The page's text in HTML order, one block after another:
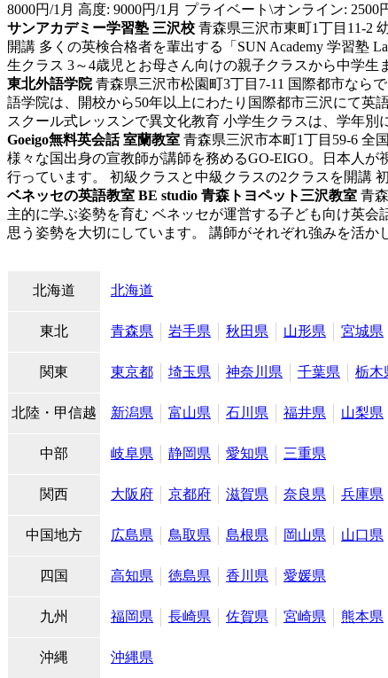
8000円/1月 高度: 9000円/1月 プライベート\オンライン:
サンアカデミー学習塾 三沢校 青森県三沢市東町1丁目11-2
開講 多くの英検合格者を輩出する「SUN Academy 学習塾
生クラス 3～4歳児とお母さん向けの親子クラスから中学生
東北外語学院青森県三沢市松園町3丁目7-11 国際都市なら
語学院は、開校から50年以上にわたり国際都市三沢にて英
スクール式レッスンで異文化教育 小学生クラスは、学年別
Goeigo無料英会話 室蘭教室 青森県三沢市本町1丁目59-6 全
様々な国出身の宣教師が講師を務めるGO-EIGO。日本人
行っています。 初級クラスと中級クラスの2クラスを開講
ベネッセの英語教室 BE studio 青森トヨペット三沢教室 青
主的に学ぶ姿勢を育む ベネッセが運営する子ども向け英会
思う姿勢を大切にしています。 講師がそれぞれ強みを活か
北海道 北海道
東北 青森県 岩手県 秋田県 山形県 宮城県
関東 東京都 埼玉県 神奈川県 千葉県 栃木
北陸・甲信越 新潟県 富山県 石川県 福井県 山梨県
中部 岐阜県 静岡県 愛知県 三重県
関西 大阪府 京都府 滋賀県 奈良県 兵庫県
中国地方 広島県 鳥取県 島根県 岡山県 山口県
四国 高知県 徳島県 香川県 愛媛県
九州 福岡県 長崎県 佐賀県 宮崎県 熊本県
沖縄 沖縄県